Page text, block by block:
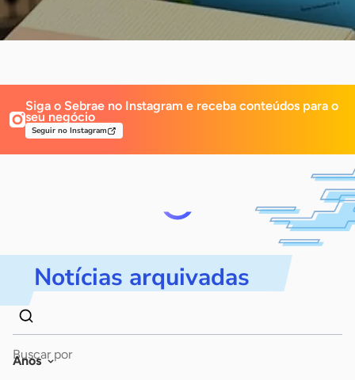
Siga o Sebrae no Instagram e receba conteúdos para o
seu negócio
Seguir no Instagram
Notícias arquivadas
para
busca
chave
Anos